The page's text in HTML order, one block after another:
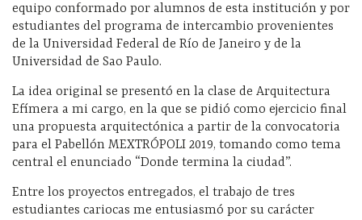
equipo conformado por alumnos de esta institución y por
estudiantes del programa de intercambio provenientes
de la Universidad Federal de Río de Janeiro y de la
Universidad de Sao Paulo.
La idea original se presentó en la clase de Arquitectura
Efímera a mi cargo, en la que se pidió como ejercicio final
una propuesta arquitectónica a partir de la convocatoria
para el Pabellón MEXTRÓPOLI 2019, tomando como tema
central el enunciado “Donde termina la ciudad”.
Entre los proyectos entregados, el trabajo de tres
estudiantes cariocas me entusiasmó por su carácter